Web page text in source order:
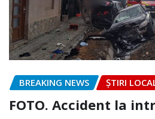
BREAKING NEWS ȘTIRI
FOTO. Accident la